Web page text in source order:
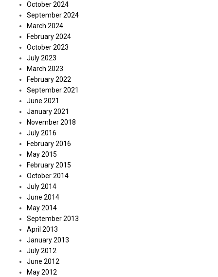
October 2024
September 2024
March 2024
February 2024
October 2023
July 2023
March 2023
February 2022
September 2021
June 2021
January 2021
November 2018
July 2016
February 2016
May 2015
February 2015
October 2014
July 2014
June 2014
May 2014
September 2013
April 2013
January 2013
July 2012
June 2012
May 2012